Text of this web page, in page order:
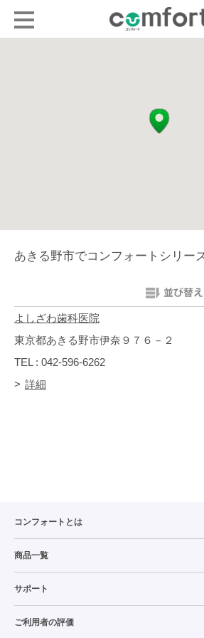
あきる野市でコンフォートシリー
よしざわ歯科医院
東京都あきる野市伊奈９７６－２
TEL : 042-596-6262
詳細
コンフォートとは
商品一覧
サポート
ご利用者の評価